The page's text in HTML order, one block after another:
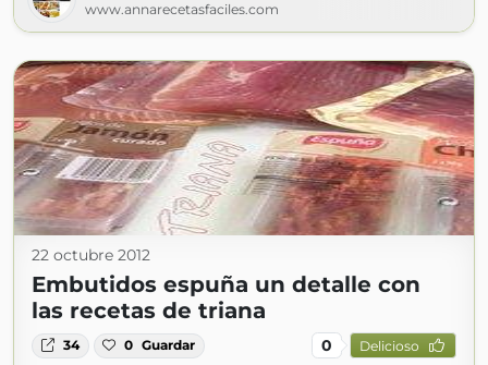
www.annarecetasfaciles.com
22 octubre 2012
Embutidos espuña un detalle con
las recetas de triana
34 0 Guardar 0 Delicioso